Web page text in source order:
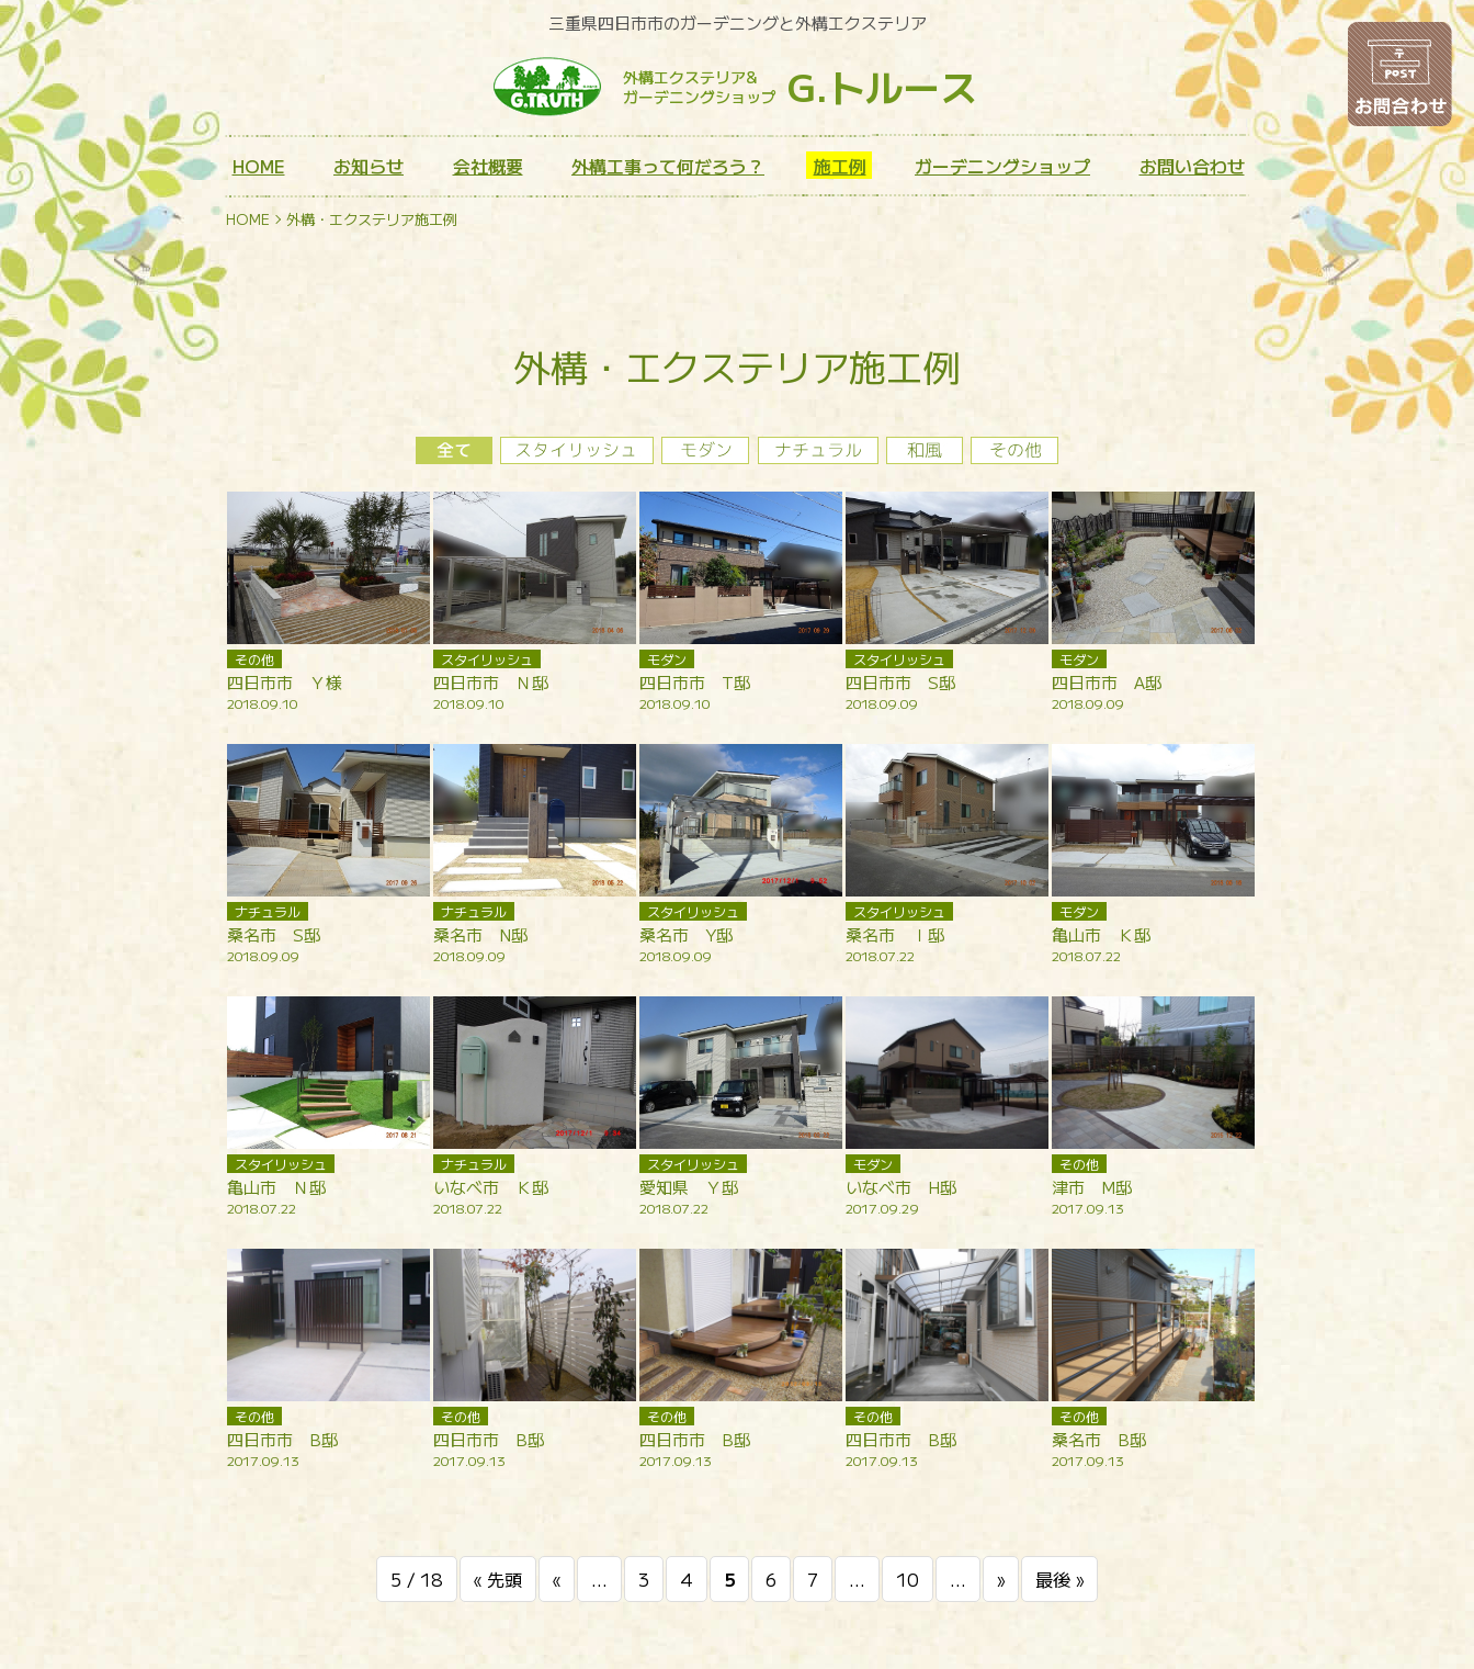
三重県四日市市のガーデニングと外構エクステリア
外構エクステリア&
ガーデニングショップ G.トルース
HOME お知らせ 会社概要 外構工事って何だろう？ 施工例 ガーデニングショップ お問い合わせ
HOME 外構・エクステリア施工例
外構・エクステリア施工例
その他
四日市市 Ｙ様
2018.09.10
スタイリッシュ
四日市市 Ｎ邸
2018.09.10
モダン
四日市市 T邸
2018.09.10
スタイリッシュ
四日市市 S邸
2018.09.09
モダン
四日市市 A邸
2018.09.09
ナチュラル
桑名市 S邸
2018.09.09
ナチュラル
桑名市 N邸
2018.09.09
スタイリッシュ
桑名市 Y邸
2018.09.09
スタイリッシュ
桑名市 Ｉ邸
2018.07.22
モダン
亀山市 Ｋ邸
2018.07.22
スタイリッシュ
亀山市 Ｎ邸
2018.07.22
ナチュラル
いなべ市 Ｋ邸
2018.07.22
スタイリッシュ
愛知県 Ｙ邸
2018.07.22
モダン
いなべ市 H邸
2017.09.29
その他
津市 M邸
2017.09.13
その他
四日市市 B邸
2017.09.13
その他
四日市市 B邸
2017.09.13
その他
四日市市 B邸
2017.09.13
その他
四日市市 B邸
2017.09.13
その他
桑名市 B邸
2017.09.13
5 / 18 « 先頭 « ... 3 4 5 6 7 ... 10 ... » 最後 »